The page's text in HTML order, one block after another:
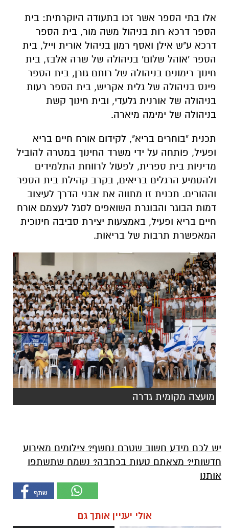
אלו בתי הספר אשר זכו בתעודה היוקרתית: בית
הספר דרכא רות בניהול משה מור, בית הספר
דרכא ע"ש אילן ואסף רמון בניהול אורית וייל, בית
הספר 'אוהל שלום' בניהולה של שרה אלבז, בית
חינוך רימונים בניהולה של רותם גורן, בית הספר
פינס בניהולה של גלית אקריש, בית הספר רעות
בניהולה של אורנית גלעדי, ובית חינוך קשת
בניהולה של ימימה מיארה.
תכנית "בוחרים בריא", לקידום אורח חיים בריא
ופעיל, פותחה על ידי משרד החינוך במטרה להוביל
מדיניות בית ספרית, לפעול לרווחת התלמידים
ולהטמיע הרגלים בריאים, בקרב קהילת בית הספר
וההורים. תכנית זו מתווה את אבני הדרך לעיצוב
דמות הבוגר והבוגרת השואפים לסגל לעצמם אורח
חיים בריא ופעיל, באמצעות יצירת סביבה חינוכית
המאפשרת תרבות של בריאות.
מועצה מקומית גדרה
יש לכם מידע חשוב שטרם נחשף? צילומים מאירוע
חדשותי? מצאתם טעות בכתבה? נשמח שתשתפו
אותנו
אולי יעניין אותך גם